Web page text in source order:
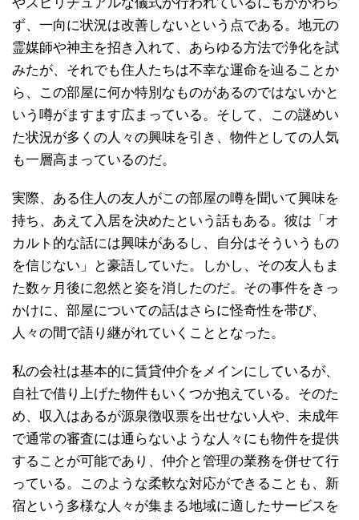
ず、一向に状況は改善しないという点である。地元の
霊媒師や神主を招き入れて、あらゆる方法で浄化を試
みたが、それでも住人たちは不幸な運命を辿ることか
ら、この部屋に何か特別なものがあるのではないかと
いう噂がますます広まっている。そして、この謎めい
た状況が多くの人々の興味を引き、物件としての人気
も一層高まっているのだ。
実際、ある住人の友人がこの部屋の噂を聞いて興味を
持ち、あえて入居を決めたという話もある。彼は「オ
カルト的な話には興味があるし、自分はそういうもの
を信じない」と豪語していた。しかし、その友人もま
た数ヶ月後に忽然と姿を消したのだ。その事件をきっ
かけに、部屋についての話はさらに怪奇性を帯び、
人々の間で語り継がれていくこととなった。
私の会社は基本的に賃貸仲介をメインにしているが、
自社で借り上げた物件もいくつか抱えている。そのた
め、収入はあるが源泉徴収票を出せない人や、未成年
で通常の審査には通らないような人々にも物件を提供
することが可能であり、仲介と管理の業務を併せて行
っている。このような柔軟な対応ができることも、新
宿という多様な人々が集まる地域に適したサービスを